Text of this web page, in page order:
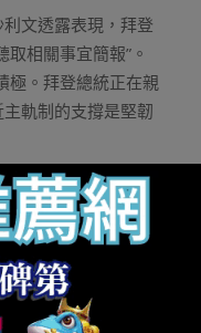
文透露表現，拜登
相關事宜簡報”。
極。拜登總統正在親
軌制的支撐是堅韌
特發文，聲援巴西總
近主軌制必需失去
支撐。”
也發聲明非難暴力事
齊全百家樂技巧